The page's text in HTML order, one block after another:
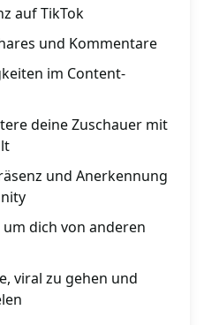
auf TikTok
und Kommentare
im Content-
deine Zuschauer mit
und Anerkennung
dich von anderen
viral zu gehen und